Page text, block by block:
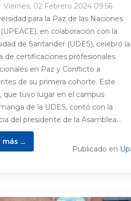
Viernes, 02 Febrero 2024 09:56
para la Paz de las Naciones
en colaboración con la
de Santander (UDES), celebró la
de certificaciones profesionales
en Paz y Conflicto a
de su primera cohorte. Este
que tuvo lugar en el campus
de la UDES, contó con la
del presidente de la Asamblea...
...
Publicado en